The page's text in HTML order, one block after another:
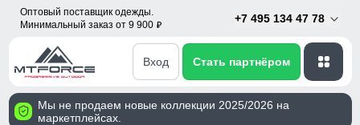
Оптовый поставщик одежды.
Минимальный заказ от 9 900 p
+7 495 134 47 78
Вход Стать партнёром
Мы не продаем новые коллекции 2025/2026 на
маркетплейсах.